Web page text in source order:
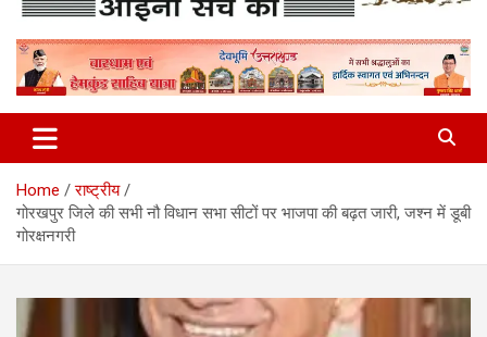
Gramin Samay
Home
राष्ट्रीय
गोरखपुर ज‍िले की सभी नौ व‍िधान सभा सीटों पर भाजपा की बढ़त जारी, जश्‍न में डूबी
गोरक्षनगरी